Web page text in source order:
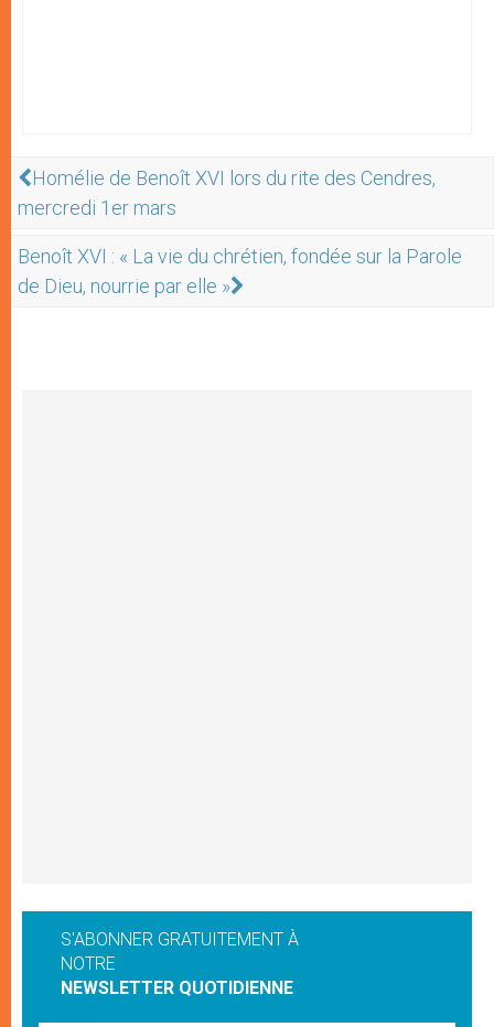
Homélie de Benoît XVI lors du rite des Cendres,
mercredi 1er mars
Benoît XVI : « La vie du chrétien, fondée sur la Parole
de Dieu, nourrie par elle »
S'ABONNER GRATUITEMENT À
NOTRE
NEWSLETTER QUOTIDIENNE